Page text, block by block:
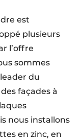
est
plusieurs
l’offre
sommes
du
façades à
nous installons
en zinc, en